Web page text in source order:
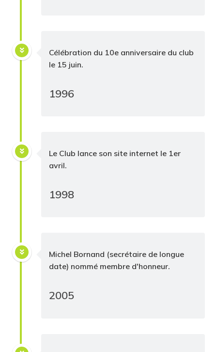
Célébration du 10e anniversaire du club
le 15 juin.
1996
Le Club lance son site internet le 1er
avril.
1998
Michel Bornand (secrétaire de longue
date) nommé membre d'honneur.
2005